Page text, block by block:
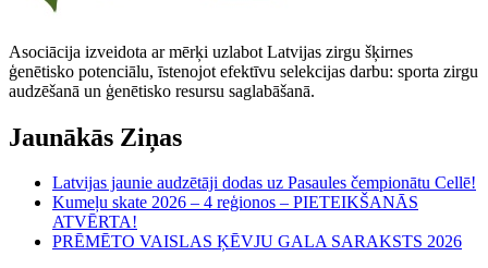
Asociācija izveidota ar mērķi uzlabot Latvijas zirgu šķirnes
ģenētisko potenciālu, īstenojot efektīvu selekcijas darbu: sporta zirgu
audzēšanā un ģenētisko resursu saglabāšanā.
Jaunākās Ziņas
Latvijas jaunie audzētāji dodas uz Pasaules čempionātu Cellē!
Kumeļu skate 2026 – 4 reģionos – PIETEIKŠANĀS
ATVĒRTA!
PRĒMĒTO VAISLAS ĶĒVJU GALA SARAKSTS 2026